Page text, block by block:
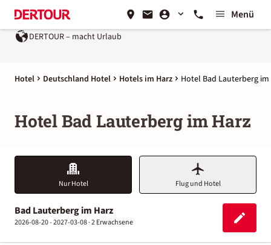
Menü
DERTOUR – macht Urlaub
Hotel Deutschland Hotel Hotels im Harz Hotel Bad Lauterberg im
Hotel Bad Lauterberg im Harz
Nur Hotel Flug und Hotel
Bad Lauterberg im Harz
2026-08-20 - 2027-03-08 ·2 Erwachsene